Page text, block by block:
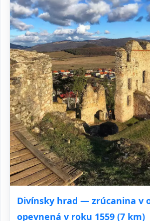
Divínsky hrad — zrúcanina v
opevnená v roku 1559 (7 km)